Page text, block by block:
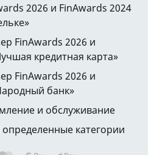
2026 и FinAwards 2024
FinAwards 2026 и
кредитная карта»
FinAwards 2026 и
банк»
и обслуживание
категории